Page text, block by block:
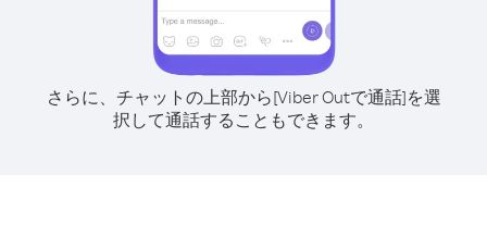
さらに、チャットの上部から[Viber Outで通話]を選
択して通話することもできます。